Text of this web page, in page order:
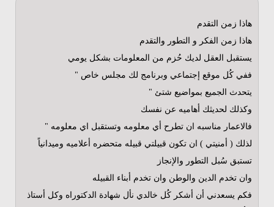
هاذا زمن التقدم
هاذا زمن الفكر و التطور والتقدم
يستقبل العقل لديك حُزم من المعلومات بشكل يومي
ففي كُل موقع إجتماعي وبرنامج لك مجلس خاص "
يتحدث الجميع بمواضيع شتئ "
وكذلك لحديثك أهاميه عن نفسك
فالاعمار مناسبه ان تطرح أي معلومه وتستقبل اي معلومه "
لذلك ( أمنيتي ) ان تكون قبيلتي قبيله متحضره أعلاميه وميدانياً
تستبق سُبل التطور والإنجاز
وان تخدم الدين والوطن وان تخدم أبناء القبيله
فكم يسعدني أن أشكر كُل خالدي نأل شهادة الدكتوراه وكل أستاذ